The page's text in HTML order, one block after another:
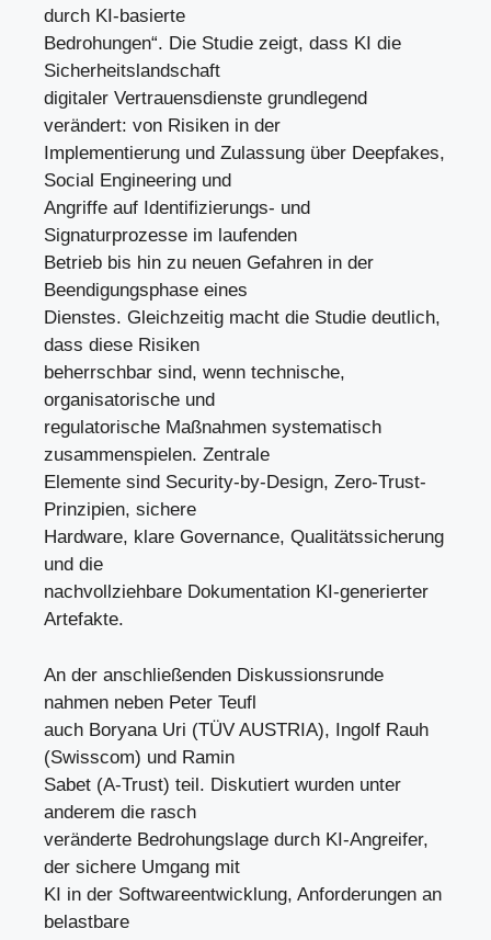
durch KI-basierte
Bedrohungen“. Die Studie zeigt, dass KI die
Sicherheitslandschaft
digitaler Vertrauensdienste grundlegend
verändert: von Risiken in der
Implementierung und Zulassung über Deepfakes,
Social Engineering und
Angriffe auf Identifizierungs- und
Signaturprozesse im laufenden
Betrieb bis hin zu neuen Gefahren in der
Beendigungsphase eines
Dienstes. Gleichzeitig macht die Studie deutlich,
dass diese Risiken
beherrschbar sind, wenn technische,
organisatorische und
regulatorische Maßnahmen systematisch
zusammenspielen. Zentrale
Elemente sind Security-by-Design, Zero-Trust-
Prinzipien, sichere
Hardware, klare Governance, Qualitätssicherung
und die
nachvollziehbare Dokumentation KI-generierter
Artefakte.
An der anschließenden Diskussionsrunde
nahmen neben Peter Teufl
auch Boryana Uri (TÜV AUSTRIA), Ingolf Rauh
(Swisscom) und Ramin
Sabet (A-Trust) teil. Diskutiert wurden unter
anderem die rasch
veränderte Bedrohungslage durch KI-Angreifer,
der sichere Umgang mit
KI in der Softwareentwicklung, Anforderungen an
belastbare